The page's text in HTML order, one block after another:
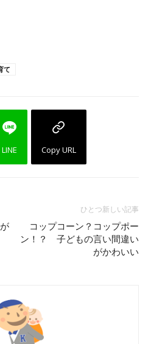
て
LINE Copy URL
ひとつ新しい記事
コップコーン？コップポー
ン！？ 子どもの言い間違い
がかわいい